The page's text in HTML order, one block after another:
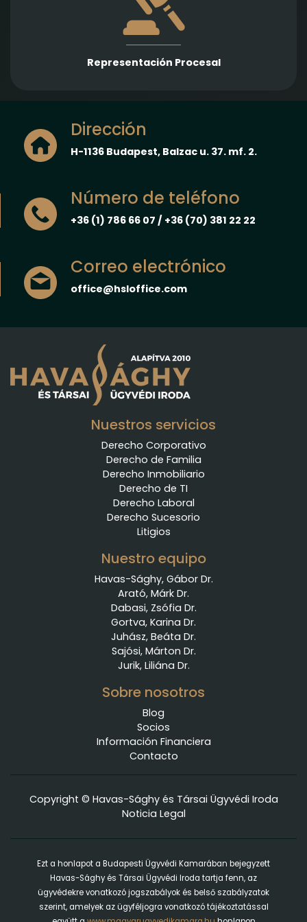
Representación Procesal
en una amplia gama de áreas jurídicas, con el
objetivo de proteger y hacer valer los intereses de
Dirección
H-1136 Budapest, Balzac u. 37. mf. 2.
Número de teléfono
+36 (1) 786 66 07 / +36 (70) 381 22 22
Correo electrónico
office@hsloffice.com
Nuestros servicios
Derecho Corporativo
Derecho de Familia
Derecho Inmobiliario
Derecho de TI
Derecho Laboral
Derecho Sucesorio
Litigios
Nuestro equipo
Havas-Sághy, Gábor Dr.
Arató, Márk Dr.
Dabasi, Zsófia Dr.
Gortva, Karina Dr.
Juhász, Beáta Dr.
Sajósi, Márton Dr.
Jurik, Liliána Dr.
Sobre nosotros
Blog
Socios
Información Financiera
Contacto
Copyright © Havas-Sághy és Társai Ügyvédi Iroda
Noticia Legal
Ezt a honlapot a Budapesti Ügyvédi Kamarában bejegyzett
Havas-Sághy és Társai Ügyvédi Iroda tartja fenn, az
ügyvédekre vonatkozó jogszabályok és belső szabályzatok
szerint, amelyek az ügyféljogra vonatkozó tájékoztatással